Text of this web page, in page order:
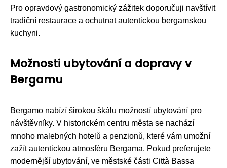
Pro opravdový gastronomický zážitek doporučuji navštívit
tradiční restaurace a ochutnat autentickou bergamskou
kuchyni.
Možnosti ubytování a dopravy v
Bergamu
Bergamo nabízí širokou škálu možností ubytování pro
návštěvníky. V historickém centru města se nachází
mnoho malebných hotelů a penzionů, které vám umožní
zažít autentickou atmosféru Bergama. Pokud preferujete
modernější ubytování, ve městské části Città Bassa